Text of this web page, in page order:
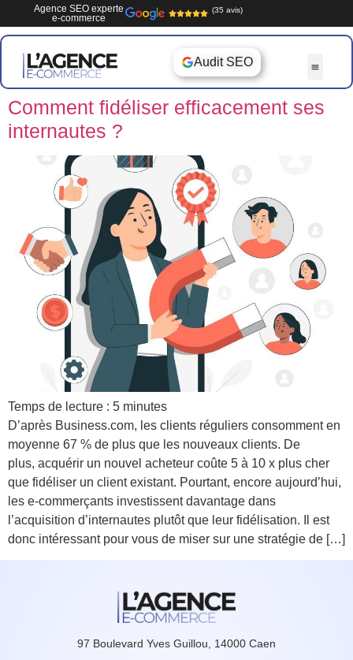
Agence SEO experte
e-commerce
(35 avis)
Audit SEO
Comment fidéliser efficacement ses
internautes ?
Temps de lecture : 5 minutes
D’après Business.com, les clients réguliers consomment en
moyenne 67 % de plus que les nouveaux clients. De
plus, acquérir un nouvel acheteur coûte 5 à 10 x plus cher
que fidéliser un client existant. Pourtant, encore aujourd’hui,
les e-commerçants investissent davantage dans
l’acquisition d’internautes plutôt que leur fidélisation. Il est
donc intéressant pour vous de miser sur une stratégie de […]
97 Boulevard Yves Guillou, 14000 Caen